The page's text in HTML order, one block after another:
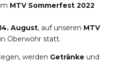
MTV Sommerfest 2022
August, auf unseren MTV
Oberwöhr statt.
werden Getränke und